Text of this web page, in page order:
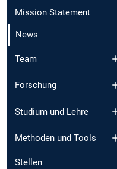
Mission Statement
News
Team
Forschung
Studium und Lehre
Methoden und Tools
Stellen